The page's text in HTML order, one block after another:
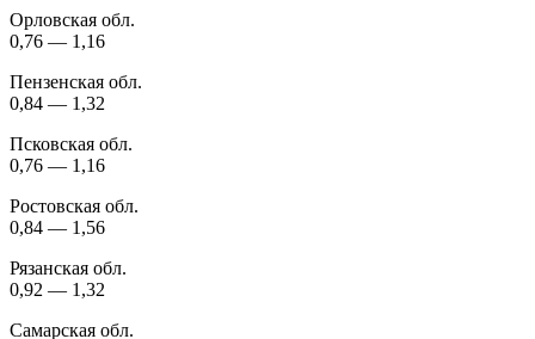
Орловская обл.
0,76 — 1,16
Пензенская обл.
0,84 — 1,32
Псковская обл.
0,76 — 1,16
Ростовская обл.
0,84 — 1,56
Рязанская обл.
0,92 — 1,32
Самарская обл.